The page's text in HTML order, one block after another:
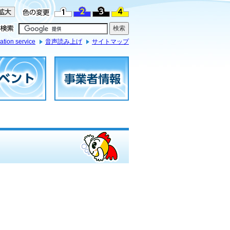
service 音声読み上げ サイトマップ